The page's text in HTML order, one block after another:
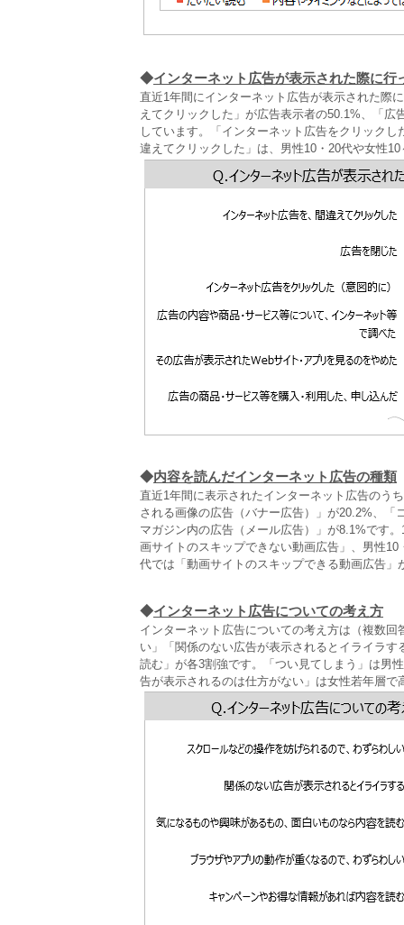
◆インターネット広告が表示された際に行
直近1年間にインターネット広告が表示された際
えてクリックした」が広告表示者の50.1%、「
しています。「インターネット広告をクリック
違えてクリックした」は、男性10・20代や女性
◆内容を読んだインターネット広告の種類
直近1年間に表示されたインターネット広告のう
される画像の広告（バナー広告）」が20.2%、
マガジン内の広告（メール広告）」が8.1%です
画サイトのスキップできない動画広告」、男性
代では「動画サイトのスキップできる動画広告」
◆インターネット広告についての考え方
インターネット広告についての考え方は（複数
い」「関係のない広告が表示されるとイライラ
読む」が各3割強です。「つい見てしまう」は男
告が表示されるのは仕方がない」は女性若年層で